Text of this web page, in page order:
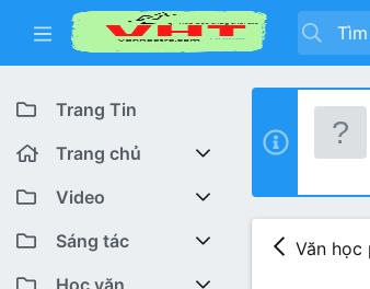
Trang Tin
Trang chủ
Diễn đàn
Bài viết mới
Có gì mới
Video
Youtube VHT News
Youtube VHT
Sáng tác
Cuộc thi viết
Học văn
Văn học